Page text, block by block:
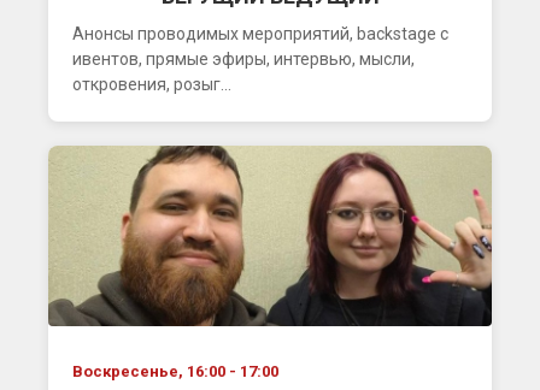
Анонсы проводимых мероприятий, backstage с
ивентов, прямые эфиры, интервью, мысли,
откровения, розыг...
Воскресенье, 16:00 - 17:00